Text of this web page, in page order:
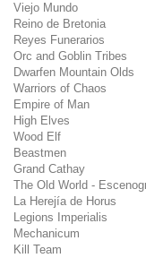
Viejo Mundo
Reino de Bretonia
Reyes Funerarios
Orc and Goblin Tribes
Dwarfen Mountain Olds
Warriors of Chaos
Empire of Man
High Elves
Wood Elf
Beastmen
Grand Cathay
The Old World -
La Herejía de Horus
Legions Imperialis
Mechanicum
Kill Team